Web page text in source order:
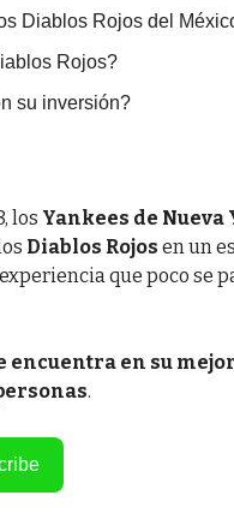
Diablos Rojos del
Rojos?
su inversión?
los Yankees de Nueva
Diablos Rojos en un
que poco se
encuentra en su
.